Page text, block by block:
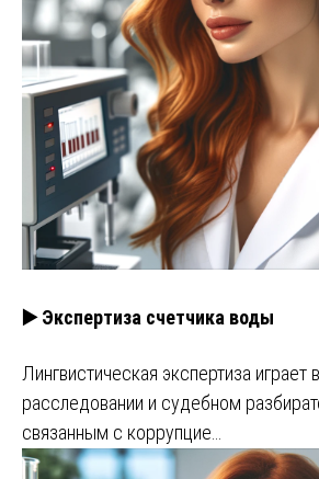
▶️ Экспертиза счетчика воды
Лингвистическая экспертиза
расследовании и судебном
связанным с коррупцие…